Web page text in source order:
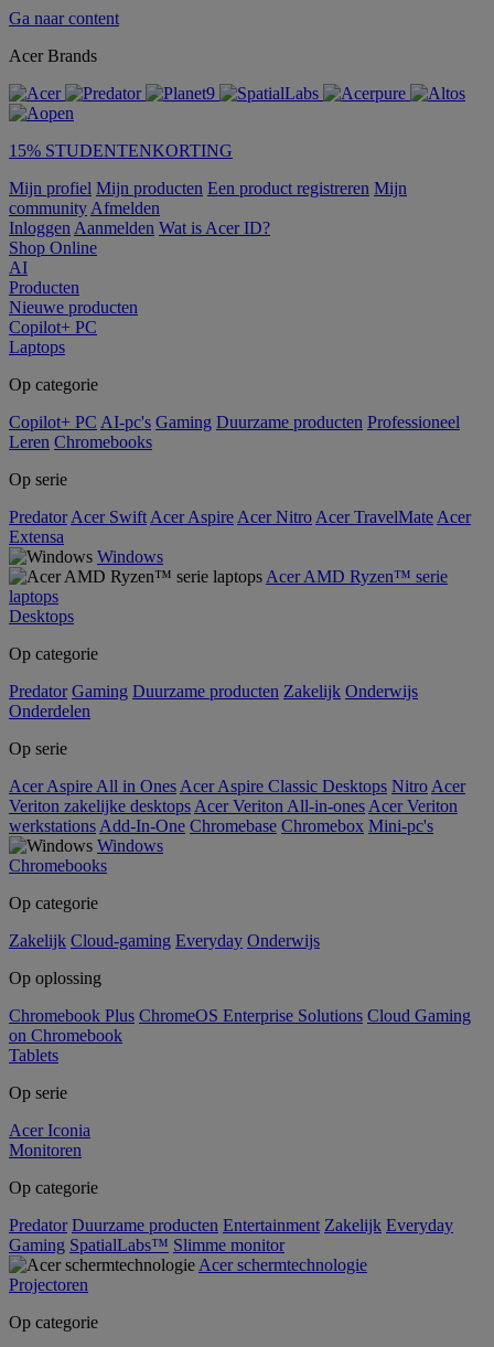
Ga naar content
Acer Brands
15% STUDENTENKORTING
Mijn profiel Mijn producten Een product registreren Mijn
community Afmelden
Inloggen Aanmelden Wat is Acer ID?
Shop Online
AI
Producten
Nieuwe producten
Copilot+ PC
Laptops
Op categorie
Copilot+ PC AI-pc's Gaming Duurzame producten Professioneel
Leren Chromebooks
Op serie
Predator Acer Swift Acer Aspire Acer Nitro Acer TravelMate Acer
Extensa
Windows
Acer AMD Ryzen™ serie
laptops
Desktops
Op categorie
Predator Gaming Duurzame producten Zakelijk Onderwijs
Onderdelen
Op serie
Acer Aspire All in Ones Acer Aspire Classic Desktops Nitro Acer
Veriton zakelijke desktops Acer Veriton All-in-ones Acer Veriton
werkstations Add-In-One Chromebase Chromebox Mini-pc's
Windows
Chromebooks
Op categorie
Zakelijk Cloud-gaming Everyday Onderwijs
Op oplossing
Chromebook Plus ChromeOS Enterprise Solutions Cloud Gaming
on Chromebook
Tablets
Op serie
Acer Iconia
Monitoren
Op categorie
Predator Duurzame producten Entertainment Zakelijk Everyday
Gaming SpatialLabs™ Slimme monitor
Acer schermtechnologie
Projectoren
Op categorie